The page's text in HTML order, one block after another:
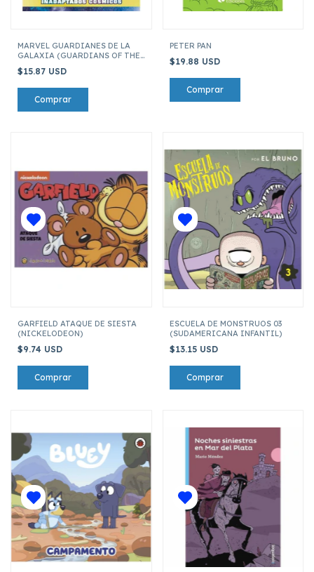
MARVEL GUARDIANES DE LA
GALAXIA (GUARDIANS OF THE
$15.87 USD
PETER PAN
$19.88 USD
GARFIELD ATAQUE DE SIESTA
(NICKELODEON)
$9.74 USD
ESCUELA DE MONSTRUOS 03
(SUDAMERICANA INFANTIL)
$13.15 USD